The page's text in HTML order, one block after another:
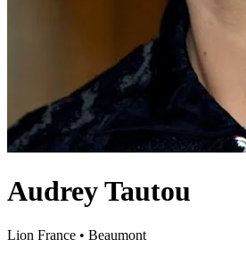
Audrey Tautou
Lion France • Beaumont